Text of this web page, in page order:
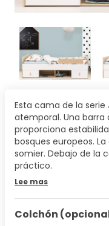
Esta cama de la
atemporal. Una
proporciona
bosques europeos.
somier. Debajo de la
práctico.
Lee mas
Colchón